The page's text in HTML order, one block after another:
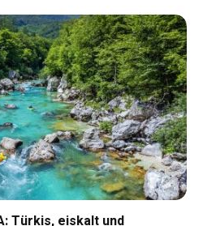
Türkis, eiskalt und